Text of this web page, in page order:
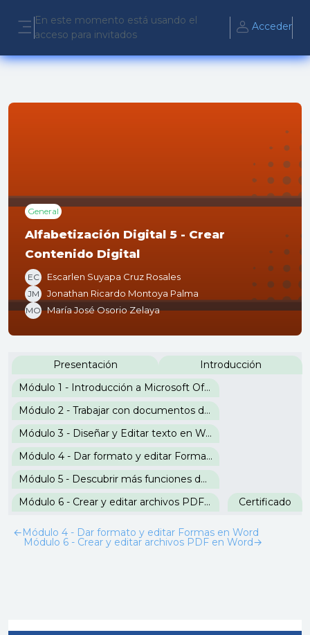
Panel lateral
En este momento está usando el
acceso para invitados
Acceder
General
Alfabetización Digital 5 - Crear
Contenido Digital
EC Escarlen Suyapa Cruz Rosales
JM Jonathan Ricardo Montoya Palma
MO María José Osorio Zelaya
Perfilado de sección
Presentación
Introducción
Módulo 1 - Introducción a Microsoft Office
Módulo 2 - Trabajar con documentos de Word
Módulo 3 - Diseñar y Editar texto en Word
Módulo 4 - Dar formato y editar Formas en Word
Módulo 5 - Descubrir más funciones de Word
Módulo 6 - Crear y editar archivos PDF en Word
Certificado
←Módulo 4 - Dar formato y editar Formas en Word
→
Módulo 6 - Crear y editar archivos PDF en Word